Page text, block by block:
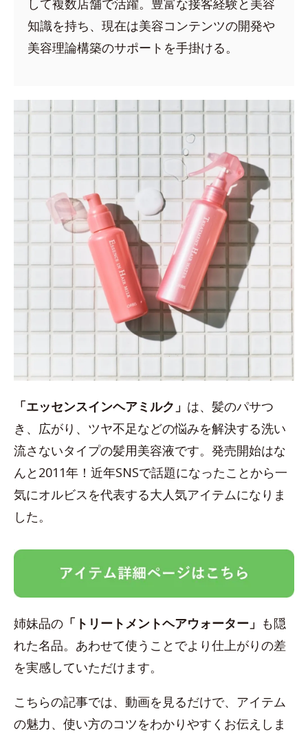
して複数店舗で活躍。豊富な接客経験と美容
知識を持ち、現在は美容コンテンツの開発や
美容理論構築のサポートを手掛ける。
「エッセンスインヘアミルク」 は、髪のパサつ
き、広がり、ツヤ不足などの悩みを解決する洗い
流さないタイプの髪用美容液です。発売開始はな
んと2011年！近年SNSで話題になったことから一
気にオルビスを代表する大人気アイテムになりま
した。
姉妹品の 「トリートメントヘアウォーター」 も隠
れた名品。あわせて使うことでより仕上がりの差
を実感していただけます。
こちらの記事では、動画を見るだけで、アイテム
の魅力、使い方のコツをわかりやすくお伝えしま